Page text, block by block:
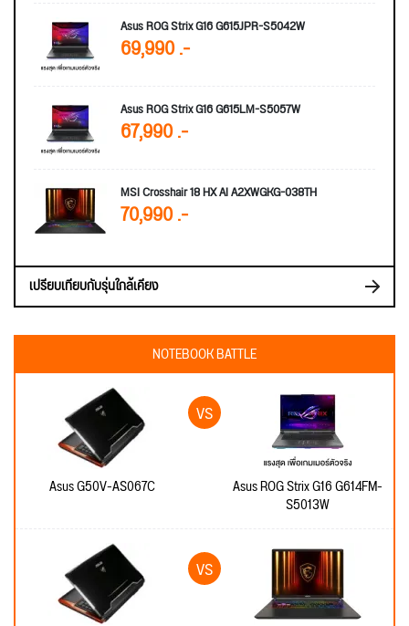
Asus ROG Strix G16 G615JPR-S5042W
69,990 .-
Asus ROG Strix G16 G615LM-S5057W
67,990 .-
MSI Crosshair 18 HX AI A2XWGKG-038TH
70,990 .-
เปรียบเทียบกับรุ่นใกล้เคียง
NOTEBOOK BATTLE
Asus G50V-AS067C Asus ROG Strix G16 G614FM-
S5013W